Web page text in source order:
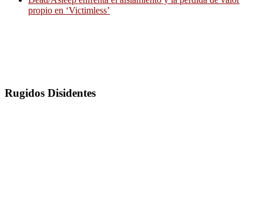
propio en ‘Victimless’
Rugidos Disidentes